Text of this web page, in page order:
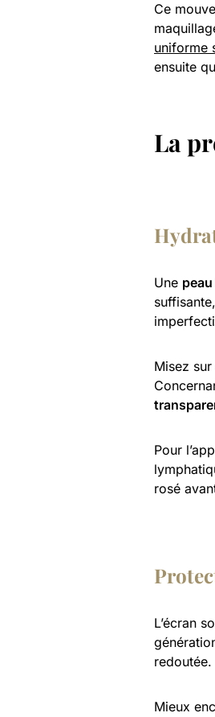
Ce
uniforme
ensuite
La
Une
Misez
Pour
rosé
L’écran
redoutée.
Mieux